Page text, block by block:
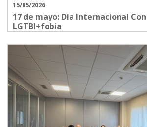
15/05/2026
17 de mayo: Día Internacional
LGTBI+fobia